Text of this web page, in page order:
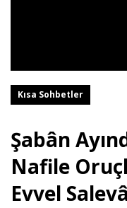
Kısa Sohbetler
Şabân
Nafile
Evvel